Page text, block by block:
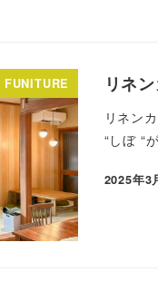
FUNITURE リネ
リネン
“しぼ “
2025年3